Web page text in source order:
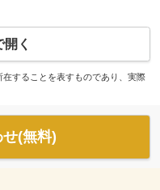
く
することを表すものであり、実際
(無料)